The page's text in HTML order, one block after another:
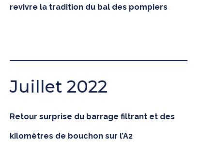
revivre la tradition du bal des pompiers
Juillet 2022
Retour surprise du barrage filtrant et des
kilomètres de bouchon sur l’A2